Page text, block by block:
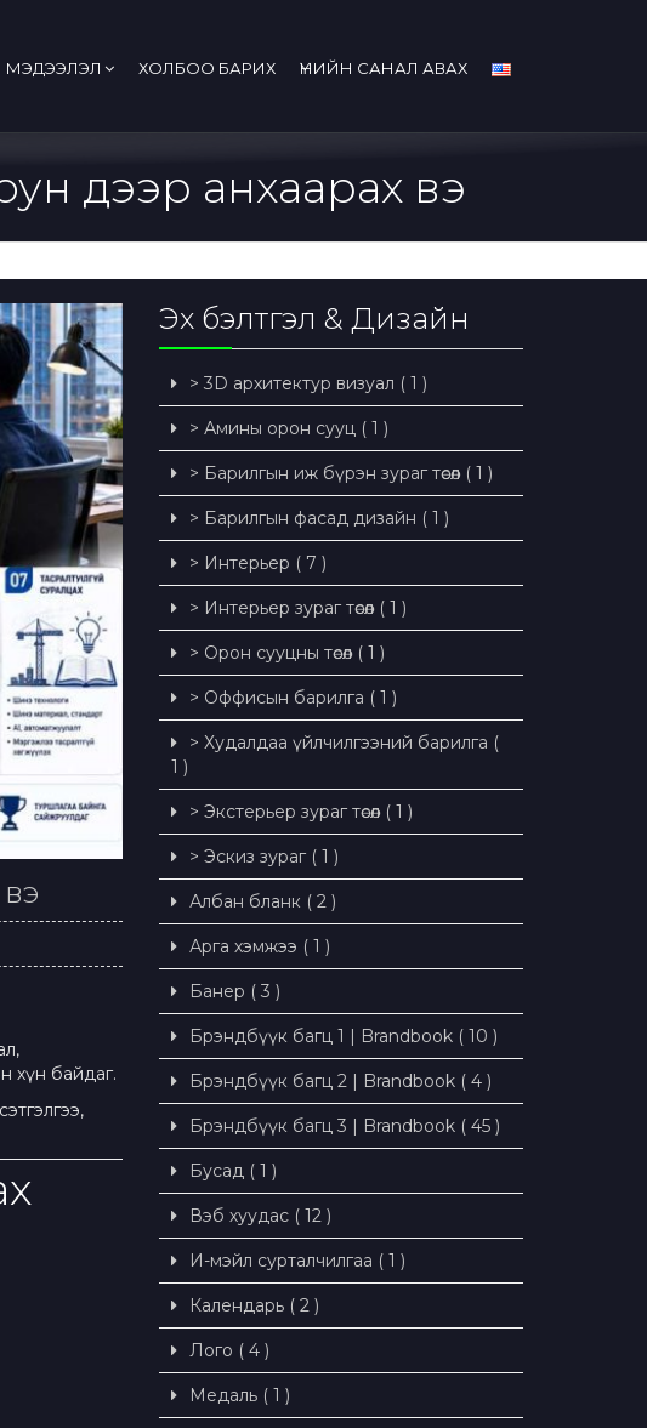
МЭДЭЭЛЭЛ ХОЛБОО БАРИХ ҮНИЙН САНАЛ АВАХ
дээр анхаарах вэ
хүн байдаг.
Эх бэлтгэл & Дизайн
> 3D архитектур визуал ( 1 )
> Амины орон сууц ( 1 )
> Барилгын иж бүрэн зураг төсөл ( 1 )
> Барилгын фасад дизайн ( 1 )
> Интерьер ( 7 )
> Интерьер зураг төсөл ( 1 )
> Орон сууцны төсөл ( 1 )
> Оффисын барилга ( 1 )
> Худалдаа үйлчилгээний барилга (
1 )
> Экстерьер зураг төсөл ( 1 )
> Эскиз зураг ( 1 )
Албан бланк ( 2 )
Арга хэмжээ ( 1 )
Банер ( 3 )
Брэндбүүк багц 1 | Brandbook ( 10 )
Брэндбүүк багц 2 | Brandbook ( 4 )
Брэндбүүк багц 3 | Brandbook ( 45 )
Бусад ( 1 )
Вэб хуудас ( 12 )
И-мэйл сурталчилгаа ( 1 )
Календарь ( 2 )
Лого ( 4 )
Медаль ( 1 )